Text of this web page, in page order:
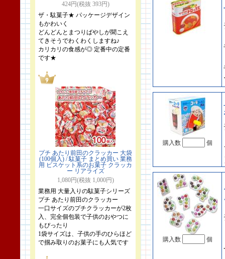
424円(税抜 393円)
ザ・駄菓子★ パッケージデザイン
もかわいく
どんどんとまつりばやしが聞こえ
てきそうでわくわくしますね♪
カリカリの食感が◎ 定番中の定番
です★
プチ あたり前田のクラッカー 大袋
(100個入) / 駄菓子 まとめ買い 業務
用 ビスケット系のお菓子 クラッカ
ー リアライズ
1,080円(税抜 1,000円)
業務用 大量入りの駄菓子シリーズ
プチ あたり前田のクラッカー
一口サイズのプチクラッカーが2枚
入、完全個包装で子供のおやつに
もぴったり
1袋サイズは、子供の手のひらほど
で掴み取りのお菓子にも人気です
購入数 個
購入数 個